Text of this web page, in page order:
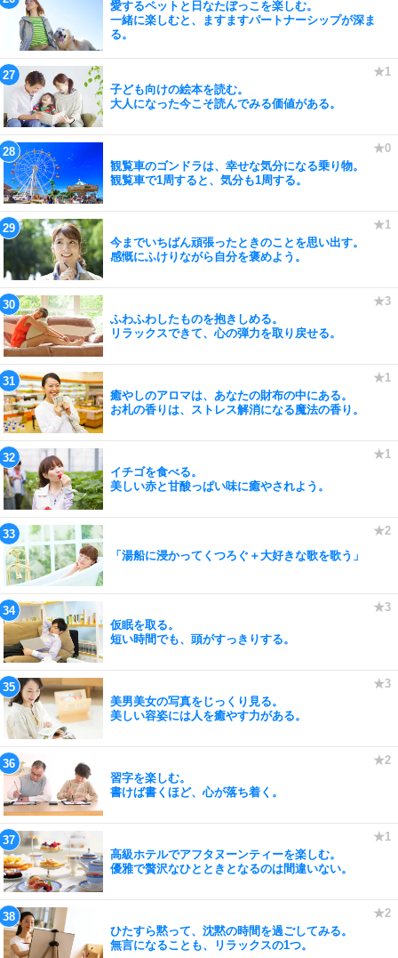
愛するペットと日なたぼっこを楽しむ。
一緒に楽しむと、ますますパートナーシップが深ま
る。
子ども向けの絵本を読む。
大人になった今こそ読んでみる価値がある。
観覧車のゴンドラは、幸せな気分になる乗り物。
観覧車で1周すると、気分も1周する。
今までいちばん頑張ったときのことを思い出す。
感慨にふけりながら自分を褒めよう。
ふわふわしたものを抱きしめる。
リラックスできて、心の弾力を取り戻せる。
癒やしのアロマは、あなたの財布の中にある。
お札の香りは、ストレス解消になる魔法の香り。
イチゴを食べる。
美しい赤と甘酸っぱい味に癒やされよう。
「湯船に浸かってくつろぐ＋大好きな歌を歌う」
仮眠を取る。
短い時間でも、頭がすっきりする。
美男美女の写真をじっくり見る。
美しい容姿には人を癒やす力がある。
習字を楽しむ。
書けば書くほど、心が落ち着く。
高級ホテルでアフタヌーンティーを楽しむ。
優雅で贅沢なひとときとなるのは間違いない。
ひたすら黙って、沈黙の時間を過ごしてみる。
無言になることも、リラックスの1つ。